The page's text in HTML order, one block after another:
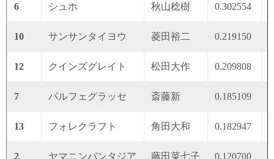
6 シュホ 秋山稔樹 0.302554
10 サンサンタイヨウ 菱田裕二 0.219150
12 クインズグレイト 松田大作 0.209808
7 パルフェグラッセ 斎藤新 0.185109
13 フォレクラフト 角田大和 0.182947
2 ヤマニンパンタジア 藤田菜七子 0.120700